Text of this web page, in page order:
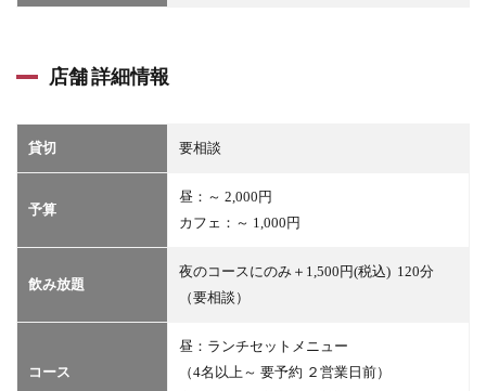
店舗 詳細情報
貸切 要相談
予算
昼：～ 2,000円
カフェ：～ 1,000円
飲み放題
夜のコースにのみ＋1,500円(税込) 120分
（要相談）
コース
昼：ランチセットメニュー
（4名以上～ 要予約 ２営業日前）